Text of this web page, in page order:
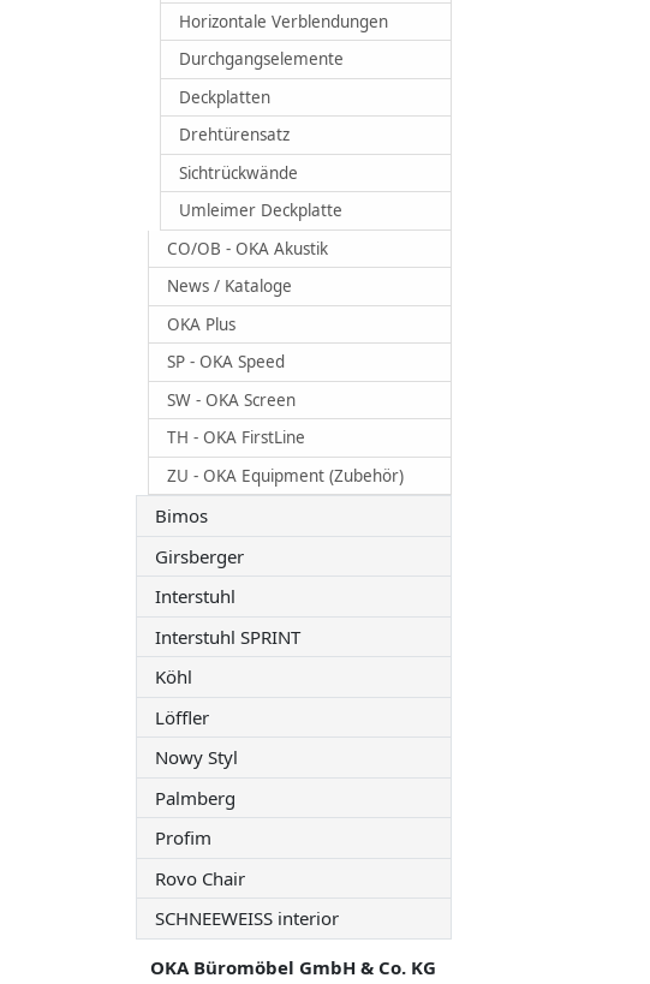
Horizontale Verblendungen
Durchgangselemente
Deckplatten
Drehtürensatz
Sichtrückwände
Umleimer Deckplatte
CO/OB - OKA Akustik
News / Kataloge
OKA Plus
SP - OKA Speed
SW - OKA Screen
TH - OKA FirstLine
ZU - OKA Equipment (Zubehör)
Bimos
Girsberger
Interstuhl
Interstuhl SPRINT
Köhl
Löffler
Nowy Styl
Palmberg
Profim
Rovo Chair
SCHNEEWEISS interior
OKA Büromöbel GmbH & Co. KG